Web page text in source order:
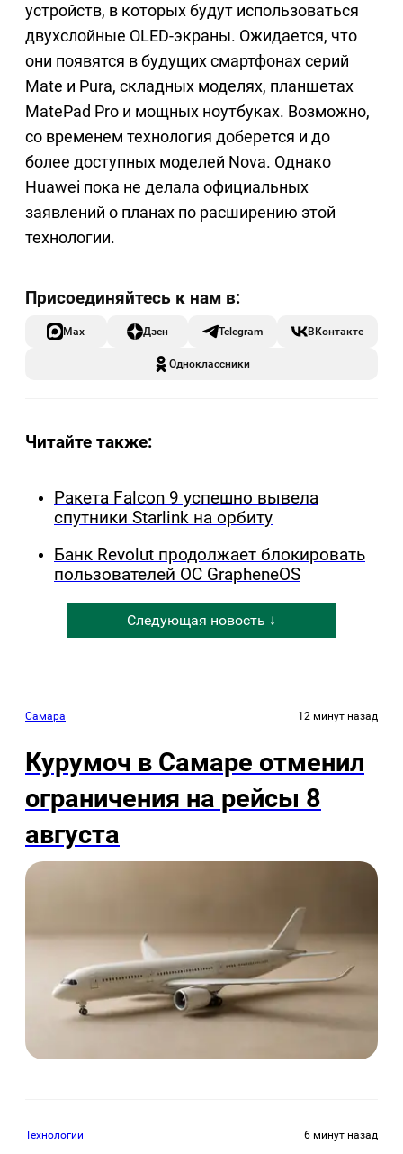
устройств, в которых будут использоваться
двухслойные OLED-экраны. Ожидается, что
они появятся в будущих смартфонах серий
Mate и Pura, складных моделях, планшетах
MatePad Pro и мощных ноутбуках. Возможно,
со временем технология доберется и до
более доступных моделей Nova. Однако
Huawei пока не делала официальных
заявлений о планах по расширению этой
технологии.
Max Дзен Telegram ВКонтакте
Одноклассники
Читайте также:
Ракета Falcon 9 успешно вывела
спутники Starlink на орбиту
Банк Revolut продолжает блокировать
пользователей ОС GrapheneOS
Следующая новость ↓
Самара 12 минут назад
Курумоч в Самаре отменил
ограничения на рейсы 8
августа
Технологии 6 минут назад